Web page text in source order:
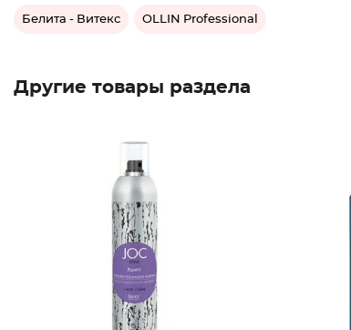
Белита - Витекс OLLIN Professional
Другие товары раздела